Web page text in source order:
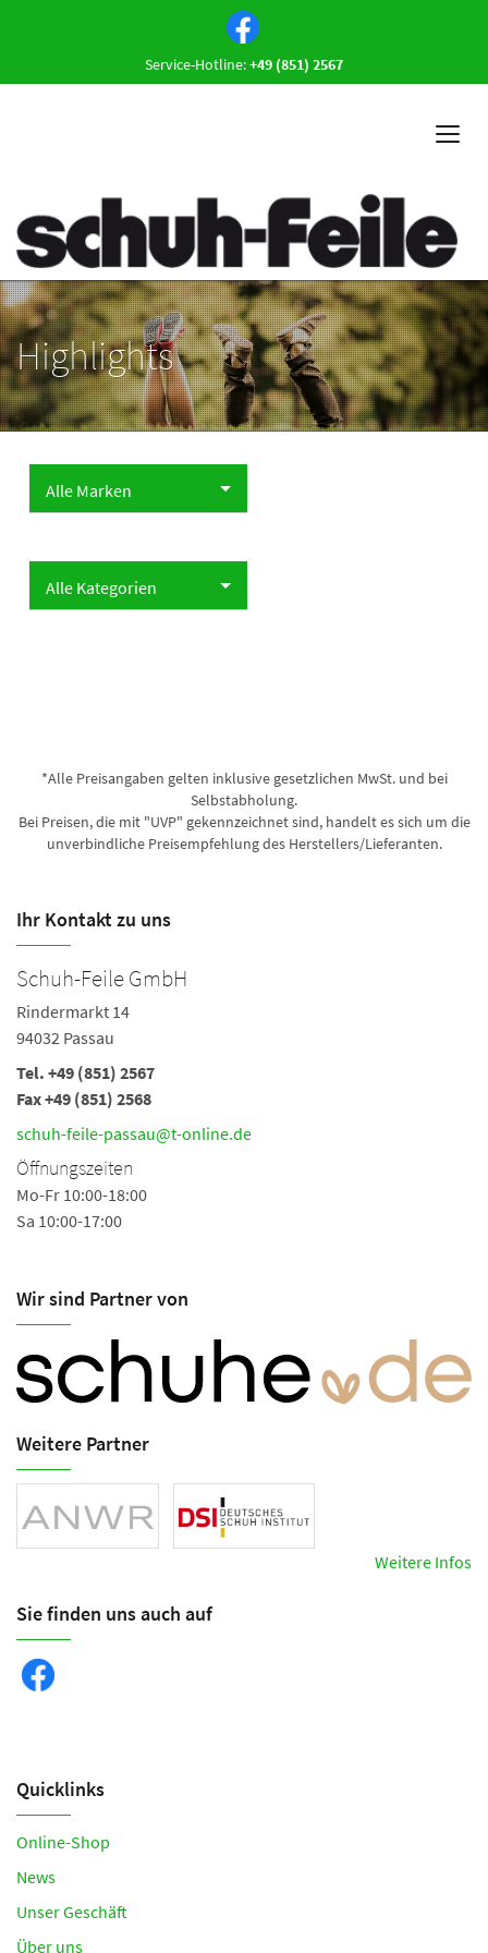
Service-Hotline:+49 (851) 2567
Highlights
Alle Marken
Alle Kategorien
*Alle Preisangaben gelten inklusive gesetzlichen MwSt. und bei
Selbstabholung.
Bei Preisen, die mit "UVP" gekennzeichnet sind, handelt es sich um die
unverbindliche Preisempfehlung des Herstellers/Lieferanten.
Ihr Kontakt zu uns
Schuh-Feile GmbH
Rindermarkt 14
94032 Passau
Tel. +49 (851) 2567
Fax +49 (851) 2568
schuh-feile-passau@t-online.de
Öffnungszeiten
Mo-Fr 10:00-18:00
Sa 10:00-17:00
Wir sind Partner von
Weitere Partner
Weitere Infos
Sie finden uns auch auf
Quicklinks
Online-Shop
News
Unser Geschäft
Über uns